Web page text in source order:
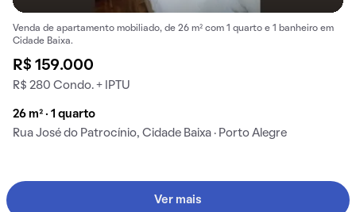
Venda de apartamento mobiliado, de 26 m² com 1 quarto e 1 banheiro em
Cidade Baixa.
R$ 159.000
R$ 280 Condo. + IPTU
26 m² · 1 quarto
Rua José do Patrocínio, Cidade Baixa · Porto Alegre
Ver mais